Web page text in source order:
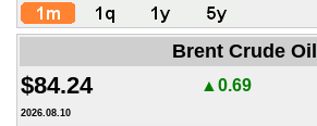
Brent Crude Oil
$84.24 ▲0.69
2026.08.10